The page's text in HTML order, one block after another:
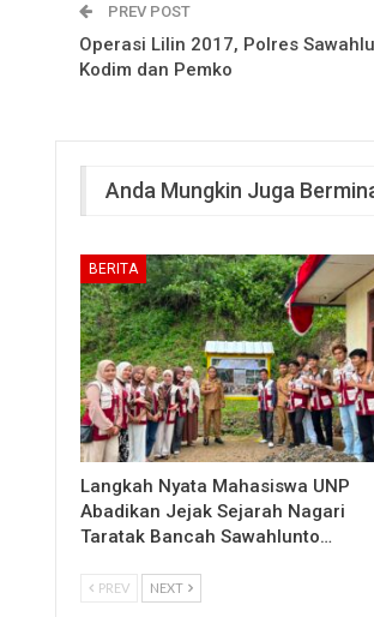
PREV POST
Operasi Lilin 2017, Polres
Kodim dan Pemko
Anda Mungkin Juga
BERITA
Langkah Nyata Mahasiswa UNP
Abadikan Jejak Sejarah Nagari
Taratak Bancah Sawahlunto…
PREV NEXT